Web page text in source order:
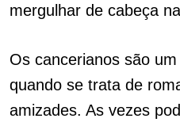
mergulhar de cabeça
Os cancerianos são
quando se trata de
amizades. As vezes